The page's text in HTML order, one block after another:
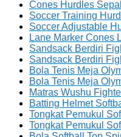
Cones Hurdles
Soccer Training
Soccer Adjustable
Lane Marker Cones
Sandsack Berdiri
Sandsack Berdiri
Bola Tenis Meja
Bola Tenis Meja
Matras Wushu
Batting Helmet
Tongkat Pemukul
Tongkat Pemukul